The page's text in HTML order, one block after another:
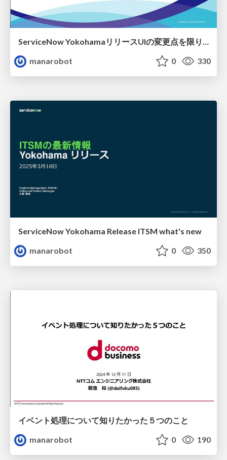
ServiceNow YokohamaリリースUIの変更点を限りなく探してみた
manarobot
0 330
ServiceNow Yokohama Release ITSM what's new
manarobot
0 350
イベント処理について知りたかった５つのこと
manarobot
0 190